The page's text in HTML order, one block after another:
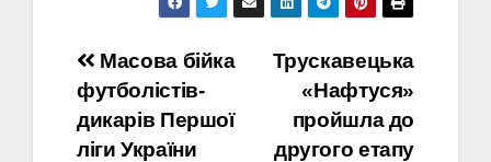
Навігація
записів
Трускавецька
«Нафтуся»
пройшла до
другого етапу
Масова бійка
футболістів-
дикарів Першої
ліги України